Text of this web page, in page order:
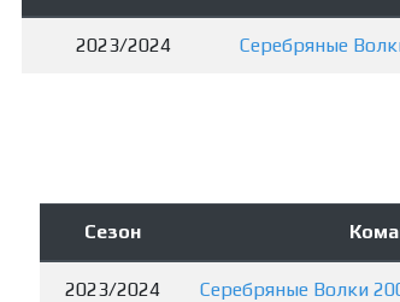
2023/2024 Серебряные
Сезон
2023/2024 Серебряные Волки